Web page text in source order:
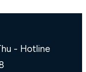
- Hotline